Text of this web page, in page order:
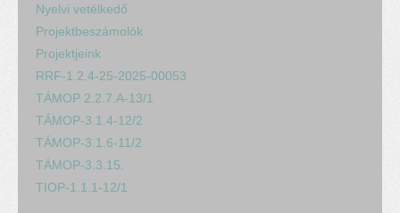
Nyelvi vetélkedő
Projektbeszámolók
Projektjeink
RRF-1.2.4-25-2025-00053
TÁMOP 2.2.7.A-13/1
TÁMOP-3.1.4-12/2
TÁMOP-3.1.6-11/2
TÁMOP-3.3.15.
TIOP-1.1.1-12/1